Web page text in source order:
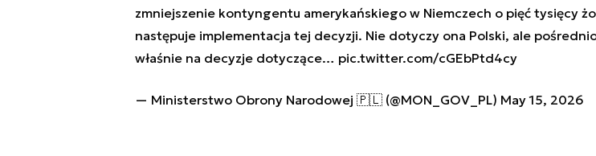
zmniejszenie kontyngentu amerykańskiego w Niemczech o pięć tysięcy
następuje implementacja tej decyzji. Nie dotyczy ona Polski, ale
właśnie na decyzje dotyczące… pic.twitter.com/cGEbPtd4cy
— Ministerstwo Obrony Narodowej 🇵🇱 (@MON_GOV_PL) May 15, 2026